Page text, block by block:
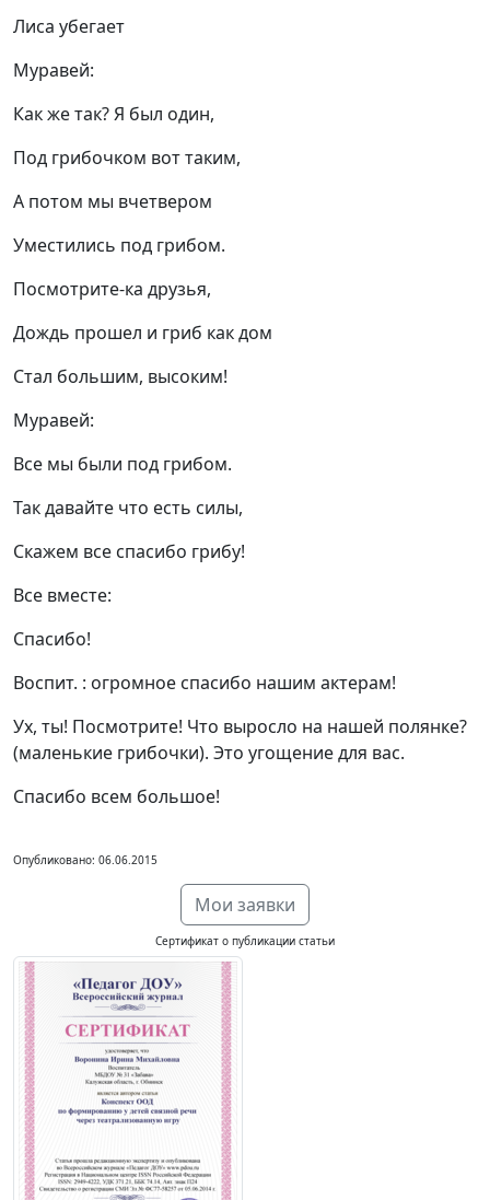
Лиса убегает
Муравей:
Как же так? Я был один,
Под грибочком вот таким,
А потом мы вчетвером
Уместились под грибом.
Посмотрите-ка друзья,
Дождь прошел и гриб как дом
Стал большим, высоким!
Муравей:
Все мы были под грибом.
Так давайте что есть силы,
Скажем все спасибо грибу!
Все вместе:
Спасибо!
Воспит. : огромное спасибо нашим актерам!
Ух, ты! Посмотрите! Что выросло на нашей полянке?
(маленькие грибочки). Это угощение для вас.
Спасибо всем большое!
Опубликовано: 06.06.2015
Мои заявки
Сертификат о публикации статьи